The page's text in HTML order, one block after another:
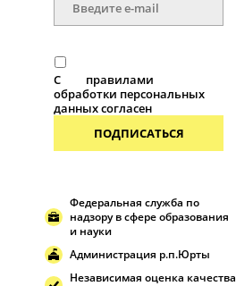
С
правилами
обработки персональных
данных согласен
ПОДПИСАТЬСЯ
Федеральная служба по
надзору в сфере образования
и науки
Администрация р.п.Юрты
Независимая оценка качества